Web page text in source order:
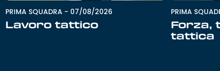
PRIMA SQUADRA - 07/08/2026
Lavoro tattico
PRIMA
Forza,
tattica